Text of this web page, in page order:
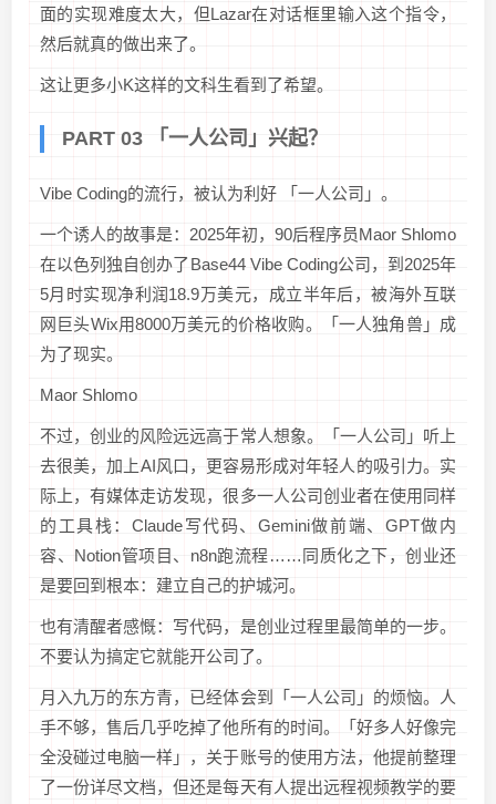
面的实现难度太大，但Lazar在对话框里输入这个指令，
然后就真的做出来了。
这让更多小K这样的文科生看到了希望。
PART 03 「一人公司」兴起？
Vibe Coding的流行，被认为利好 「一人公司」。
一个诱人的故事是：2025年初，90后程序员Maor Shlomo
在以色列独自创办了Base44 Vibe Coding公司，到2025年
5月时实现净利润18.9万美元，成立半年后，被海外互联
网巨头Wix用8000万美元的价格收购。「一人独角兽」成
为了现实。
Maor Shlomo
不过，创业的风险远远高于常人想象。「一人公司」听上
去很美，加上AI风口，更容易形成对年轻人的吸引力。实
际上，有媒体走访发现，很多一人公司创业者在使用同样
的工具栈：Claude写代码、Gemini做前端、GPT做内
容、Notion管项目、n8n跑流程……同质化之下，创业还
是要回到根本：建立自己的护城河。
也有清醒者感慨：写代码，是创业过程里最简单的一步。
不要认为搞定它就能开公司了。
月入九万的东方青，已经体会到「一人公司」的烦恼。人
手不够，售后几乎吃掉了他所有的时间。「好多人好像完
全没碰过电脑一样」，关于账号的使用方法，他提前整理
了一份详尽文档，但还是每天有人提出远程视频教学的要